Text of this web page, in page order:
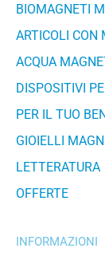
BIOMAGNETI
ARTICOLI CON
ACQUA
DISPOSITIVI
PER IL TUO
GIOIELLI
LETTERATURA
OFFERTE
INFORMAZIONI